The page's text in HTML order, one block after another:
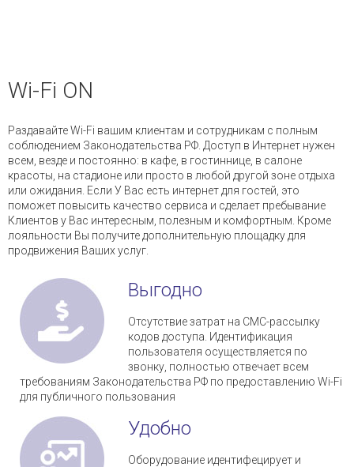
— Пожарная сигнализация
— Локальные сети и СКС
Wi-Fi ON
Раздавайте Wi-Fi вашим клиентам и сотрудникам с полным
соблюдением Законодательства РФ. Доступ в Интернет нужен
всем, везде и постоянно: в кафе, в гостиннице, в салоне
красоты, на стадионе или просто в любой другой зоне отдыха
или ожидания. Если У Вас есть интернет для гостей, это
поможет повысить качество сервиса и сделает пребывание
Клиентов у Вас интересным, полезным и комфортным. Кроме
лояльности Вы получите дополнительную площадку для
продвижения Ваших услуг.
Выгодно
Отсутствие затрат на СМС-рассылку
кодов доступа. Идентификация
пользователя осуществляется по
звонку, полностью отвечает всем
требованиям Законодательства РФ по предоставлению Wi-Fi
для публичного пользования
Удобно
Оборудование идентифецирует и